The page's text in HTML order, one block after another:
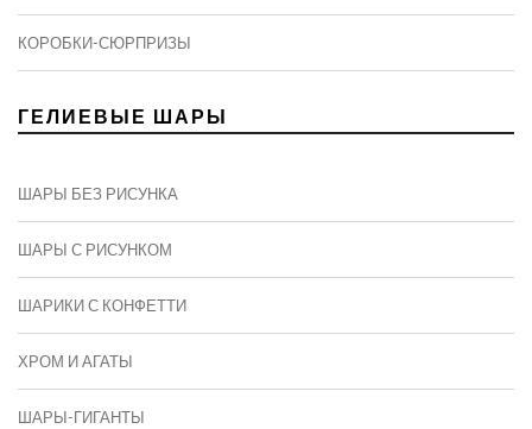
КОРОБКИ-СЮРПРИЗЫ
ГЕЛИЕВЫЕ ШАРЫ
ШАРЫ БЕЗ РИСУНКА
ШАРЫ С РИСУНКОМ
ШАРИКИ С КОНФЕТТИ
ХРОМ И АГАТЫ
ШАРЫ-ГИГАНТЫ